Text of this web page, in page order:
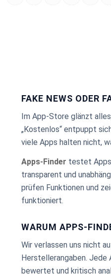
FAKE NEWS ODER
Im App-Store glänzt
„Kostenlos“ entpuppt
viele Apps halten nicht,
Apps-Finder testet
transparent und
prüfen Funktionen und
funktioniert.
WARUM APPS-
Wir verlassen uns nicht
Herstellerangaben.
bewertet und kritisch